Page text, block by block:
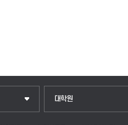
대학원